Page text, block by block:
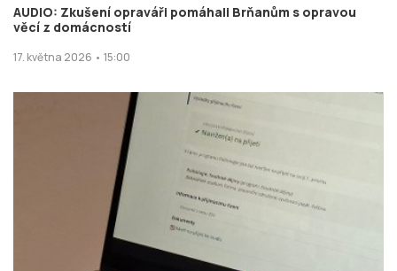
AUDIO: Zkušení opraváři pomáhali Brňanům s opravou
věcí z domácností
17. května 2026 • 15:00